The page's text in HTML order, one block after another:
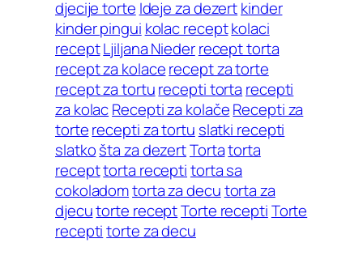
djecije torte Ideje za dezertkinder
kinder pingui kolac receptkolaci
receptLjiljana Niederrecept torta
recept za kolacerecept za torte
recept za torturecepti torta recepti
za kolacRecepti za kolačeRecepti za
torterecepti za tortu slatki recepti
slatkošta za dezertTortatorta
recepttorta receptitorta sa
cokoladomtorta za decutorta za
djecutorte receptTorte receptiTorte
recepti torte za decu